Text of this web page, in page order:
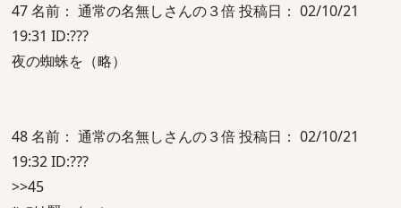
47 名前： 通常の名無しさんの３倍 投稿日： 02/10/21
19:31 ID:???
夜の蜘蛛を（略）
48 名前： 通常の名無しさんの３倍 投稿日： 02/10/21
19:32 ID:???
>>45